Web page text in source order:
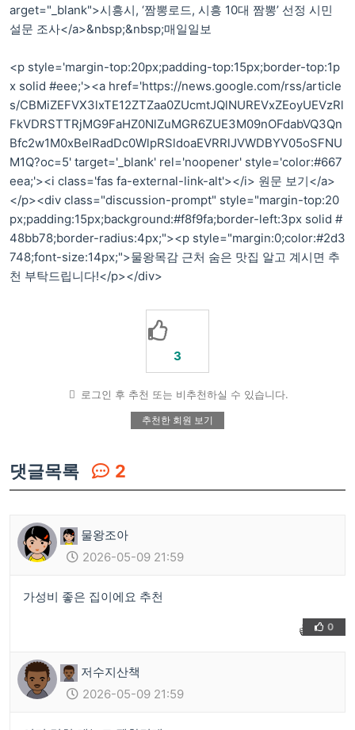
arget="_blank">시흥시, ‘짬뽕로드, 시흥 10대 짬뽕’ 선정 시민
설문 조사</a>&nbsp;&nbsp;매일일보
<p style='margin-top:20px;padding-top:15px;border-top:1p
x solid #eee;'><a href='https://news.google.com/rss/article
s/CBMiZEFVX3lxTE12ZTZaa0ZUcmtJQlNUREVxZEoyUEVzRl
FkVDRSTTRjMG9FaHZ0NlZuMGR6ZUE3M09nOFdabVQ3Qn
Bfc2w1M0xBelRadDc0WlpRSldoaEVRRlJVWDBYV05oSFNU
M1Q?oc=5' target='_blank' rel='noopener' style='color:#667
eea;'><i class='fas fa-external-link-alt'></i> 원문 보기</a>
</p><div class="discussion-prompt" style="margin-top:20
px;padding:15px;background:#f8f9fa;border-left:3px solid #
48bb78;border-radius:4px;"><p style="margin:0;color:#2d3
748;font-size:14px;">물왕목감 근처 숨은 맛집 알고 계시면 추
천 부탁드립니다!</p></div>
3
로그인 후 추천 또는 비추천하실 수 있습니다.
추천한 회원 보기
댓글목록 2
물왕조아
2026-05-09 21:59
가성비 좋은 집이에요 추천
👍 ❤️
0
저수지산책
2026-05-09 21:59